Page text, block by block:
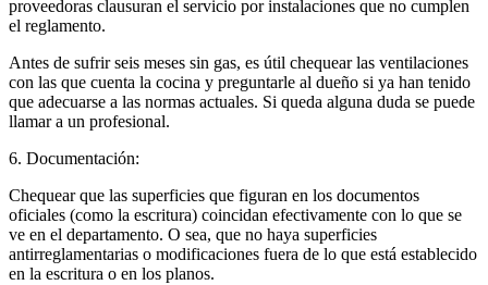
proveedoras clausuran el servicio por instalaciones que no cumplen
el reglamento.
Antes de sufrir seis meses sin gas, es útil chequear las ventilaciones
con las que cuenta la cocina y preguntarle al dueño si ya han tenido
que adecuarse a las normas actuales. Si queda alguna duda se puede
llamar a un profesional.
6. Documentación:
Chequear que las superficies que figuran en los documentos
oficiales (como la escritura) coincidan efectivamente con lo que se
ve en el departamento. O sea, que no haya superficies
antirreglamentarias o modificaciones fuera de lo que está establecido
en la escritura o en los planos.